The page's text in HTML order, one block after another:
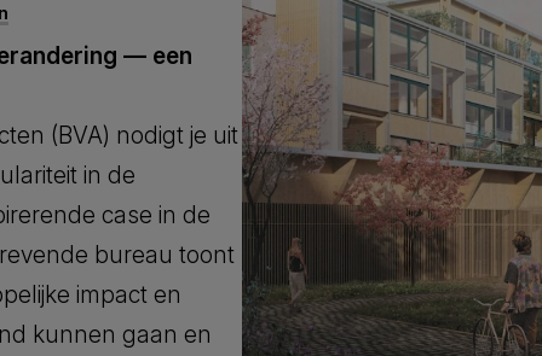
— een
(BVA) nodigt je uit
in de
case in de
bureau toont
impact en
kunnen gaan en